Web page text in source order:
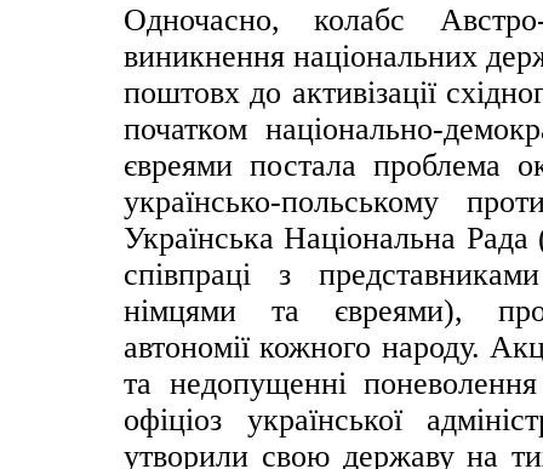
Одночасно, колабс
виникнення національних
поштовх до активізації
початком національно-
євреями постала проблема
українсько-польському
Українська Національна
співпраці з
німцями та євреями), про
автономії кожного народу.
та недопущенні
офіціоз української
утворили свою державу на